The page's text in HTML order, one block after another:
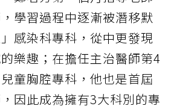
學習過程中逐漸被潛移默
感染科專科，從中更發現
樂趣；在擔任主治醫師第4
童胸腔專科，他也是首屆
因此成為擁有3大科別的專